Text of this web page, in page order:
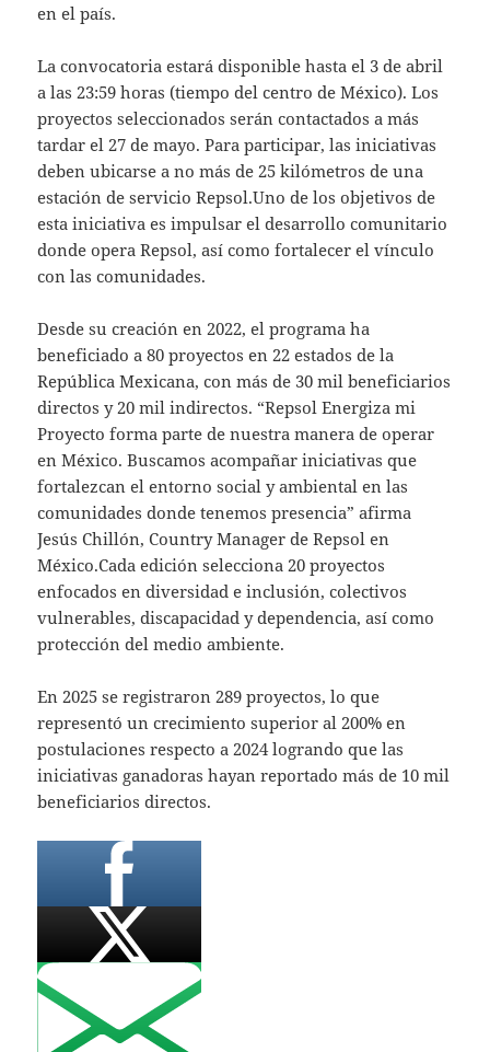
en el país.
La convocatoria estará disponible hasta el 3 de abril
a las 23:59 horas (tiempo del centro de México). Los
proyectos seleccionados serán contactados a más
tardar el 27 de mayo. Para participar, las iniciativas
deben ubicarse a no más de 25 kilómetros de una
estación de servicio Repsol.Uno de los objetivos de
esta iniciativa es impulsar el desarrollo comunitario
donde opera Repsol, así como fortalecer el vínculo
con las comunidades.
Desde su creación en 2022, el programa ha
beneficiado a 80 proyectos en 22 estados de la
República Mexicana, con más de 30 mil beneficiarios
directos y 20 mil indirectos. “Repsol Energiza mi
Proyecto forma parte de nuestra manera de operar
en México. Buscamos acompañar iniciativas que
fortalezcan el entorno social y ambiental en las
comunidades donde tenemos presencia” afirma
Jesús Chillón, Country Manager de Repsol en
México.Cada edición selecciona 20 proyectos
enfocados en diversidad e inclusión, colectivos
vulnerables, discapacidad y dependencia, así como
protección del medio ambiente.
En 2025 se registraron 289 proyectos, lo que
representó un crecimiento superior al 200% en
postulaciones respecto a 2024 logrando que las
iniciativas ganadoras hayan reportado más de 10 mil
beneficiarios directos.